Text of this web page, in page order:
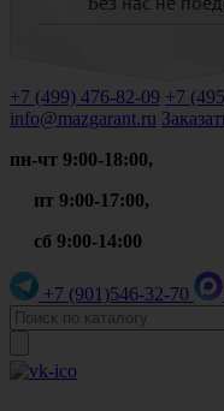
+7 (499) 476-82-09 +7
info@mazgarant.ru
пн-чт 9:00-18:00,
пт 9:00-17:00,
сб 9:00-14:00
+7 (901)546-32-70